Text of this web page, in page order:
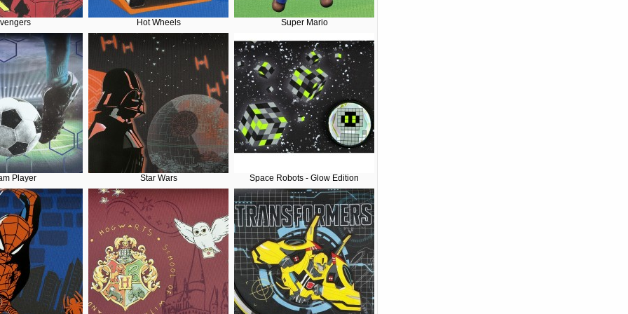
Hot Wheels Super Mario
Player Star Wars Space Robots - Glow Edition